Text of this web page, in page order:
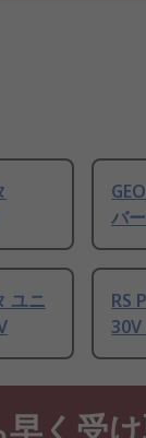
バ
ユニ
RS
く受